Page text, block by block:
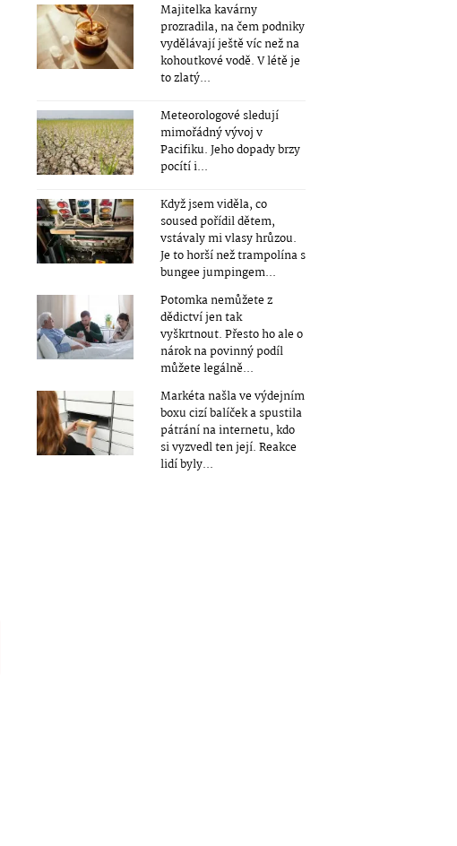
Majitelka kavárny
prozradila, na čem podniky
vydělávají ještě víc než na
kohoutkové vodě. V létě je
to zlatý...
Meteorologové sledují
mimořádný vývoj v
Pacifiku. Jeho dopady brzy
pocítí i...
Když jsem viděla, co
soused pořídil dětem,
vstávaly mi vlasy hrůzou.
Je to horší než trampolína s
bungee jumpingem...
Potomka nemůžete z
dědictví jen tak
vyškrtnout. Přesto ho ale o
nárok na povinný podíl
můžete legálně...
Markéta našla ve výdejním
boxu cizí balíček a spustila
pátrání na internetu, kdo
si vyzvedl ten její. Reakce
lidí byly...